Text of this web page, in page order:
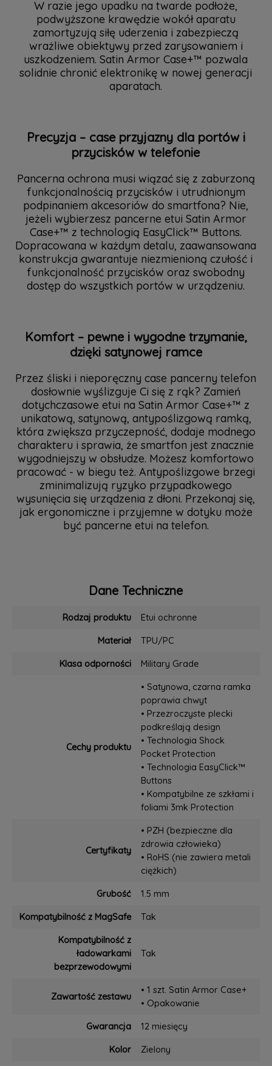
W razie jego upadku na twarde podłoże,
podwyższone krawędzie wokół aparatu
zamortyzują siłę uderzenia i zabezpieczą
wrażliwe obiektywy przed zarysowaniem i
uszkodzeniem. Satin Armor Case+™ pozwala
solidnie chronić elektronikę w nowej generacji
aparatach.
Precyzja – case przyjazny dla portów i
przycisków w telefonie
Pancerna ochrona musi wiązać się z zaburzoną
funkcjonalnością przycisków i utrudnionym
podpinaniem akcesoriów do smartfona? Nie,
jeżeli wybierzesz pancerne etui Satin Armor
Case+™ z technologią EasyClick™ Buttons.
Dopracowana w każdym detalu, zaawansowana
konstrukcja gwarantuje niezmienioną czułość i
funkcjonalność przycisków oraz swobodny
dostęp do wszystkich portów w urządzeniu.
Komfort – pewne i wygodne trzymanie,
dzięki satynowej ramce
Przez śliski i nieporęczny case pancerny telefon
dosłownie wyślizguje Ci się z rąk? Zamień
dotychczasowe etui na Satin Armor Case+™ z
unikatową, satynową, antypoślizgową ramką,
która zwiększa przyczepność, dodaje modnego
charakteru i sprawia, że smartfon jest znacznie
wygodniejszy w obsłudze. Możesz komfortowo
pracować - w biegu też. Antypoślizgowe brzegi
zminimalizują ryzyko przypadkowego
wysunięcia się urządzenia z dłoni. Przekonaj się,
jak ergonomiczne i przyjemne w dotyku może
być pancerne etui na telefon.
Dane Techniczne
Rodzaj produktu
Etui ochronne
Materiał
TPU/PC
Klasa odporności
Military Grade
Cechy produktu
• Satynowa, czarna ramka
poprawia chwyt
• Przezroczyste plecki
podkreślają design
• Technologia Shock
Pocket Protection
• Technologia EasyClick™
Buttons
• Kompatybilne ze szkłami i
foliami 3mk Protection
Certyfikaty
• PZH (bezpieczne dla
zdrowia człowieka)
• RoHS (nie zawiera metali
ciężkich)
Grubość
1.5 mm
Kompatybilność z MagSafe
Tak
Kompatybilność z
ładowarkami
bezprzewodowymi
Tak
Zawartość zestawu
• 1 szt. Satin Armor Case+
• Opakowanie
Gwarancja
12 miesięcy
Kolor
Zielony